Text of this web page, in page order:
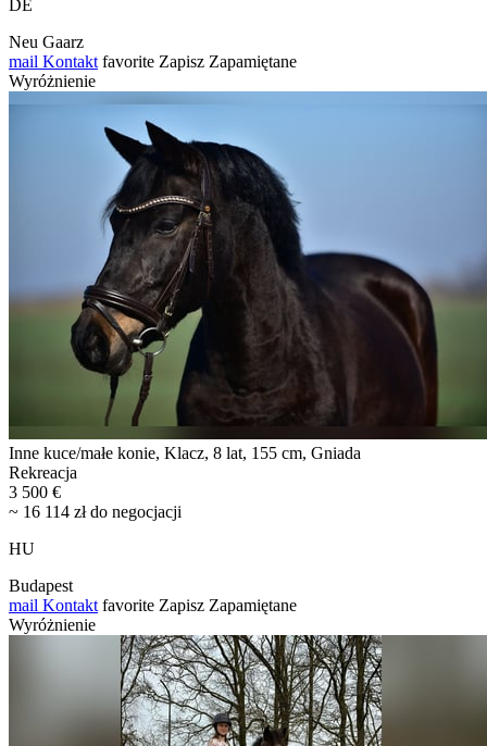
DE
Neu Gaarz
mail Kontakt favorite Zapisz Zapamiętane
Wyróżnienie
Inne kuce/małe konie, Klacz, 8 lat, 155 cm, Gniada
Rekreacja
3 500 €
~ 16 114 zł do negocjacji
HU
Budapest
mail Kontakt favorite Zapisz Zapamiętane
Wyróżnienie